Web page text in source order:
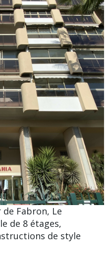
Fabron, Le
de 8 étages,
de style